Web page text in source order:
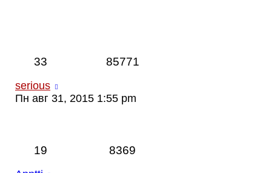
33 85771
serious
Пн авг 31, 2015 1:55 pm
19 8369